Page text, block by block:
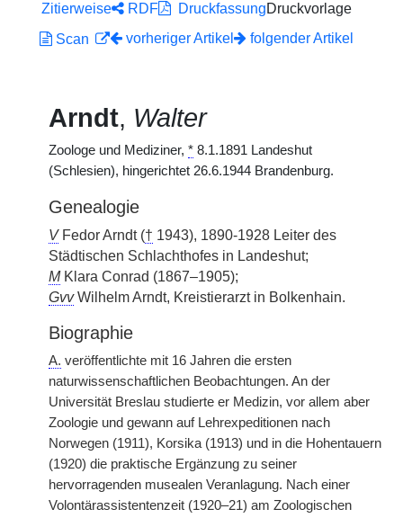
Zitierweise
RDF DruckfassungDruckvorlage
Scan
vorheriger Artikel folgender Artikel
Arndt, Walter
Zoologe und Mediziner, * 8.1.1891 Landeshut
(Schlesien), hingerichtet 26.6.1944 Brandenburg.
Genealogie
VFedor Arndt († 1943), 1890-1928 Leiter des
Städtischen Schlachthofes in Landeshut;
MKlara Conrad (1867–1905);
GvvWilhelm Arndt, Kreistierarzt in Bolkenhain.
Biographie
A. veröffentlichte mit 16 Jahren die ersten
naturwissenschaftlichen Beobachtungen. An der
Universität Breslau studierte er Medizin, vor allem aber
Zoologie und gewann auf Lehrexpeditionen nach
Norwegen (1911), Korsika (1913) und in die Hohentauern
(1920) die praktische Ergänzung zu seiner
hervorragenden musealen Veranlagung. Nach einer
Volontärassistentenzeit (1920–21) am Zoologischen